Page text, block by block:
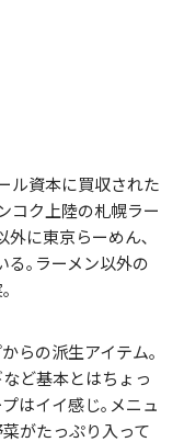
ル資本に買収された
コク上陸の札幌ラー
外に東京らーめん､
る｡ラーメン以外の
らの派生アイテム｡
ど基本とはちょっ
はイイ感じ｡メニュ
がたっぷり入って